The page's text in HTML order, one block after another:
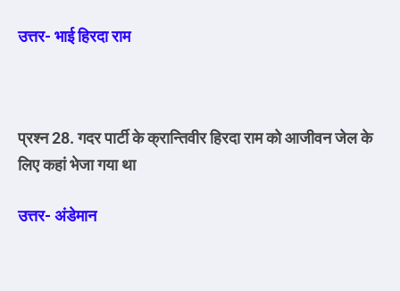
उत्तर- भाई हिरदा राम
प्रश्न 28. गदर पार्टी के क्रान्तिवीर हिरदा राम को आजीवन जेल के
लिए कहां भेजा गया था
उत्तर- अंडेमान